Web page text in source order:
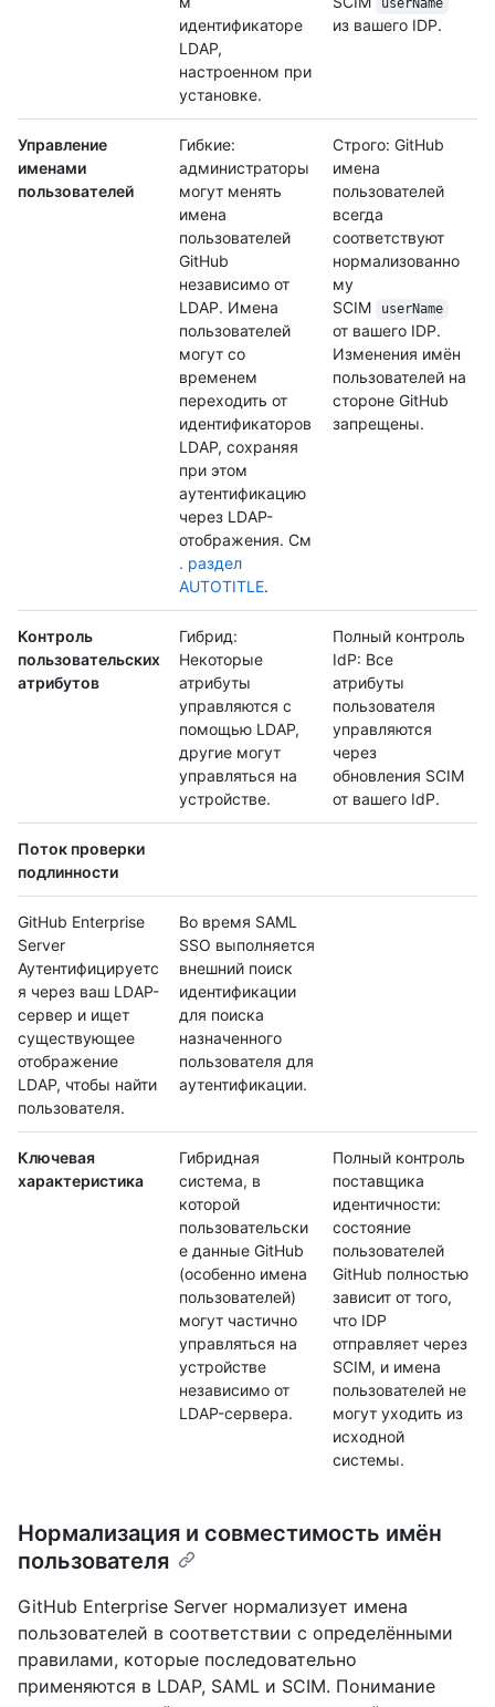
идентификаторе
LDAP,
настроенном при
установке.
userName
из вашего IDP.
Управление
именами
пользователей
Гибкие:
администраторы
могут менять
имена
пользователей
GitHub
независимо от
LDAP. Имена
пользователей
могут со
временем
переходить от
идентификаторов
LDAP, сохраняя
при этом
аутентификацию
через LDAP-
отображения. См
. раздел
AUTOTITLE.
Строго: GitHub
имена
пользователей
всегда
соответствуют
нормализованно
му
SCIM
userName
от вашего IDP.
Изменения имён
пользователей на
стороне GitHub
запрещены.
Контроль
пользовательских
атрибутов
Гибрид:
Некоторые
атрибуты
управляются с
помощью LDAP,
другие могут
управляться на
устройстве.
Полный контроль
IdP: Все
атрибуты
пользователя
управляются
через
обновления SCIM
от вашего IdP.
Поток проверки
подлинности
GitHub Enterprise
Server
Аутентифицируетс
я через ваш LDAP-
сервер и ищет
существующее
отображение
LDAP, чтобы найти
пользователя.
Во время SAML
SSO выполняется
внешний поиск
идентификации
для поиска
назначенного
пользователя для
аутентификации.
Ключевая
характеристика
Гибридная
система, в
которой
пользовательски
е данные GitHub
(особенно имена
пользователей)
могут частично
управляться на
устройстве
независимо от
LDAP-сервера.
Полный контроль
поставщика
идентичности:
состояние
пользователей
GitHub полностью
зависит от того,
что IDP
отправляет через
SCIM, и имена
пользователей не
могут уходить из
исходной
системы.
Нормализация и совместимость имён
пользователя
GitHub Enterprise Server нормализует имена
пользователей в соответствии с определёнными
правилами, которые последовательно
применяются в LDAP, SAML и SCIM. Понимание